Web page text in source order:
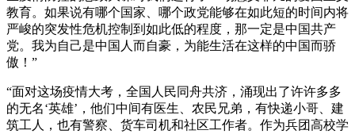
教育。如果说有哪个国家、哪个政党能够在如此短的时间内将
严峻的突发性危机控制到如此低的程度，那一定是中国共产
党。我为自己是中国人而自豪，为能生活在这样的中国而骄
傲！”
“面对这场疫情大考，全国人民同舟共济，涌现出了许许多多
的无名‘英雄’，他们中间有医生、农民兄弟，有快递小哥、建
筑工人，也有警察、货车司机和社区工作者。作为兵团高校学